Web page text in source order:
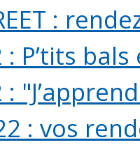
:
: P’tits
:
: vos